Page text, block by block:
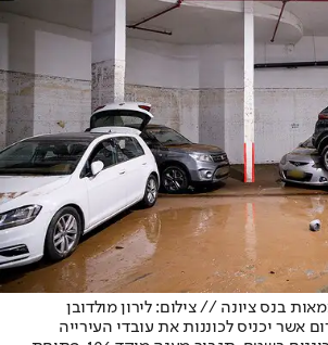
בנס ציונה // צילום: לירון מולדובן
אשר יכניס לכוננות את עובדי העירייה